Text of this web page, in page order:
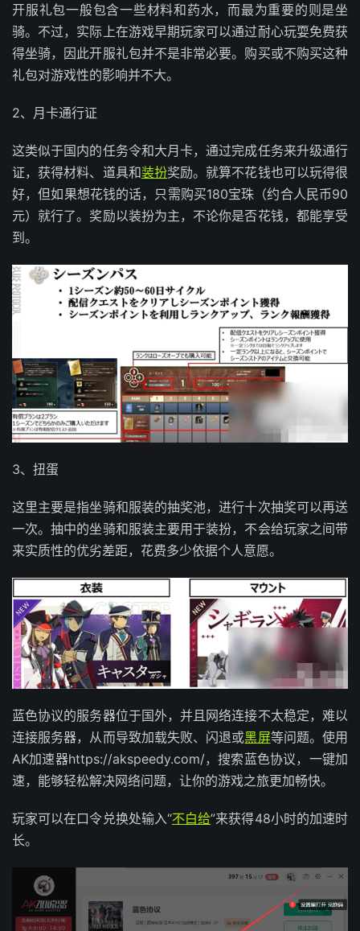
开服礼包一般包含一些材料和药水，而最为重要的则是坐
骑。不过，实际上在游戏早期玩家可以通过耐心玩耍免费获
得坐骑，因此开服礼包并不是非常必要。购买或不购买这种
礼包对游戏性的影响并不大。
2、月卡通行证
这类似于国内的任务令和大月卡，通过完成任务来升级通行
证，获得材料、道具和装扮奖励。就算不花钱也可以玩得很
好，但如果想花钱的话，只需购买180宝珠（约合人民币90
元）就行了。奖励以装扮为主，不论你是否花钱，都能享受
到。
3、扭蛋
这里主要是指坐骑和服装的抽奖池，进行十次抽奖可以再送
一次。抽中的坐骑和服装主要用于装扮，不会给玩家之间带
来实质性的优劣差距，花费多少依据个人意愿。
蓝色协议的服务器位于国外，并且网络连接不太稳定，难以
连接服务器，从而导致加载失败、闪退或黑屏等问题。使用
AK加速器https://akspeedy.com/，搜索蓝色协议，一键加
速，能够轻松解决网络问题，让你的游戏之旅更加畅快。
玩家可以在口令兑换处输入“不白给”来获得48小时的加速时
长。